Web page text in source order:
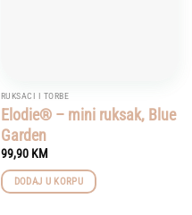
RUKSACI I TORBE
Elodie® – mini ruksak, Blue
Garden
99,90 KM
DODAJ U KORPU